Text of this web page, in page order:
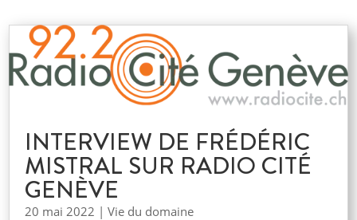
INTERVIEW DE FRÉDÉRIC
MISTRAL SUR RADIO CITÉ
GENÈVE
20 mai 2022 |Vie du domaine